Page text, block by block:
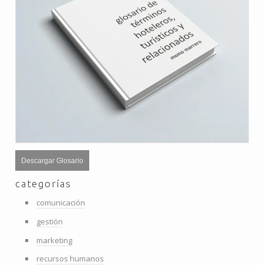
Descargar Glosario
categorías
comunicación
gestión
marketing
recursos humanos